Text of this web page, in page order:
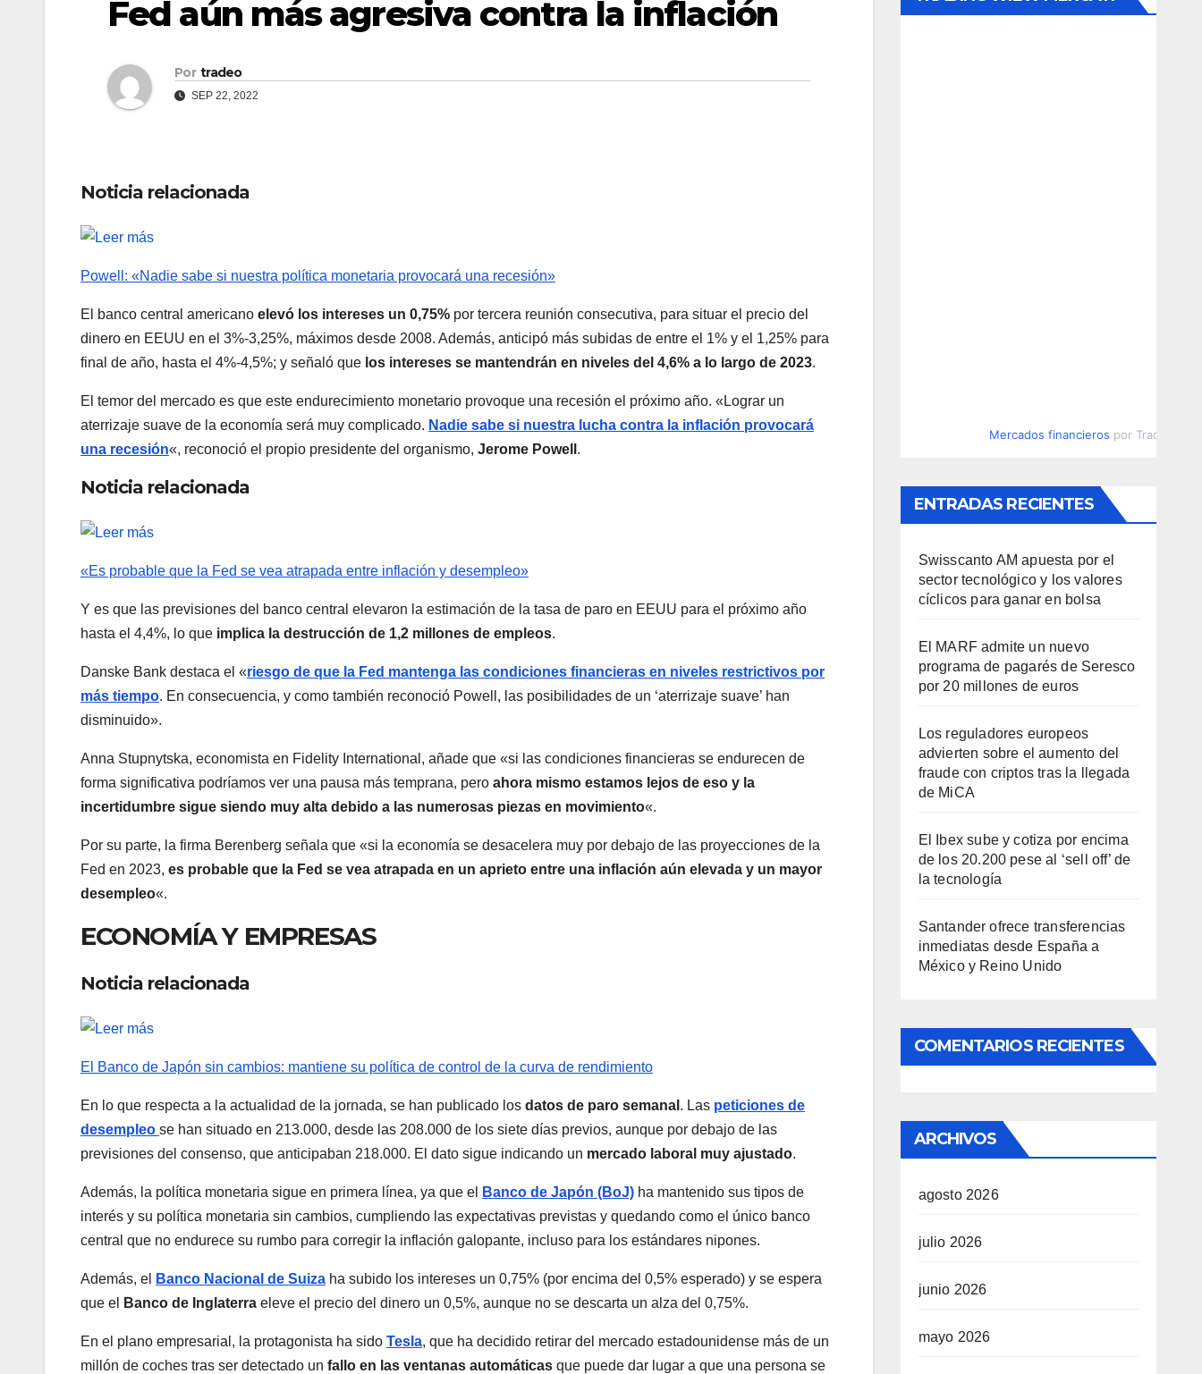
Fed aún más agresiva contra la inflación
Por tradeo
SEP 22, 2022
Noticia relacionada
Powell: «Nadie sabe si nuestra política monetaria provocará una recesión»
El banco central americano elevó los intereses un 0,75% por tercera reunión consecutiva, para situar el precio del
dinero en EEUU en el 3%-3,25%, máximos desde 2008. Además, anticipó más subidas de entre el 1% y el 1,25% para
final de año, hasta el 4%-4,5%; y señaló que los intereses se mantendrán en niveles del 4,6% a lo largo de 2023.
El temor del mercado es que este endurecimiento monetario provoque una recesión el próximo año. «Lograr un
aterrizaje suave de la economía será muy complicado. Nadie sabe si nuestra lucha contra la inflación provocará
una recesión«, reconoció el propio presidente del organismo, Jerome Powell .
Noticia relacionada
«Es probable que la Fed se vea atrapada entre inflación y desempleo»
Y es que las previsiones del banco central elevaron la estimación de la tasa de paro en EEUU para el próximo año
hasta el 4,4%, lo que implica la destrucción de 1,2 millones de empleos.
Danske Bank destaca el «riesgo de que la Fed mantenga las condiciones financieras en niveles restrictivos por
más tiempo. En consecuencia, y como también reconoció Powell, las posibilidades de un ‘aterrizaje suave’ han
disminuido».
Anna Stupnytska, economista en Fidelity International, añade que «si las condiciones financieras se endurecen de
forma significativa podríamos ver una pausa más temprana, pero ahora mismo estamos lejos de eso y la
incertidumbre sigue siendo muy alta debido a las numerosas piezas en movimiento«.
Por su parte, la firma Berenberg señala que «si la economía se desacelera muy por debajo de las proyecciones de la
Fed en 2023, es probable que la Fed se vea atrapada en un aprieto entre una inflación aún elevada y un mayor
desempleo«.
ECONOMÍA Y EMPRESAS
Noticia relacionada
El Banco de Japón sin cambios: mantiene su política de control de la curva de rendimiento
En lo que respecta a la actualidad de la jornada, se han publicado los datos de paro semanal . Las peticiones de
desempleo se han situado en 213.000, desde las 208.000 de los siete días previos, aunque por debajo de las
previsiones del consenso, que anticipaban 218.000. El dato sigue indicando un mercado laboral muy ajustado.
Además, la política monetaria sigue en primera línea, ya que el Banco de Japón (BoJ) ha mantenido sus tipos de
interés y su política monetaria sin cambios, cumpliendo las expectativas previstas y quedando como el único banco
central que no endurece su rumbo para corregir la inflación galopante, incluso para los estándares nipones.
Además, el Banco Nacional de Suiza ha subido los intereses un 0,75% (por encima del 0,5% esperado) y se espera
que el
Banco de Inglaterra eleve el precio del dinero un 0,5%, aunque no se descarta un alza del 0,75%.
En el plano empresarial, la protagonista ha sido Tesla, que ha decidido retirar del mercado estadounidense más de un
millón de coches tras ser detectado un fallo en las ventanas automáticas que puede dar lugar a que una persona se
Mercados financieros por
ENTRADAS RECIENTES
Swisscanto AM apuesta por el
sector tecnológico y los valores
cíclicos para ganar en bolsa
El MARF admite un nuevo
programa de pagarés de Seresco
por 20 millones de euros
Los reguladores europeos
advierten sobre el aumento del
fraude con criptos tras la llegada
de MiCA
El Ibex sube y cotiza por encima
de los 20.200 pese al ‘sell off’ de
la tecnología
Santander ofrece transferencias
inmediatas desde España a
México y Reino Unido
COMENTARIOS RECIENTES
ARCHIVOS
agosto 2026
julio 2026
junio 2026
mayo 2026